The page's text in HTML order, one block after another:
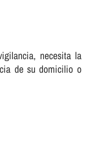
necesita la
de su domicilio o